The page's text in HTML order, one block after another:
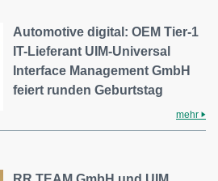
Automotive digital: OEM Tier-1
IT-Lieferant UIM-Universal
Interface Management GmbH
feiert runden Geburtstag
mehr